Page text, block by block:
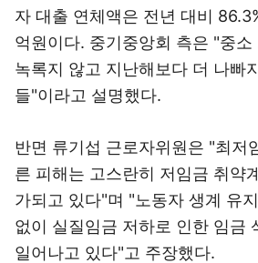
자 대출 연체액은 전년 대비
억원이다. 중기중앙회 측은 "중소
녹록지 않고 지난해보다 더 나빠
들"이라고 설명했다.
반면 류기섭 근로자위원은 "최저
른 피해는 고스란히 저임금 취약
가되고 있다"며 "노동자 생계 유
없이 실질임금 저하로 인한 임금
일어나고 있다"고 주장했다.